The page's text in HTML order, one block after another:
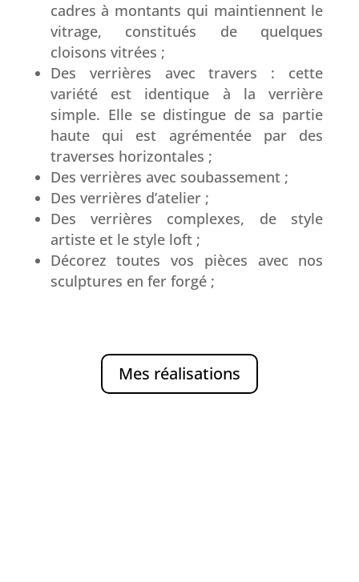
cadres à montants qui maintiennent le
vitrage, constitués de quelques
cloisons vitrées ;
Des verrières avec travers : cette
variété est identique à la verrière
simple. Elle se distingue de sa partie
haute qui est agrémentée par des
traverses horizontales ;
Des verrières avec soubassement ;
Des verrières d’atelier ;
Des verrières complexes, de style
artiste et le style loft ;
Décorez toutes vos pièces avec nos
sculptures en fer forgé ;
Mes réalisations